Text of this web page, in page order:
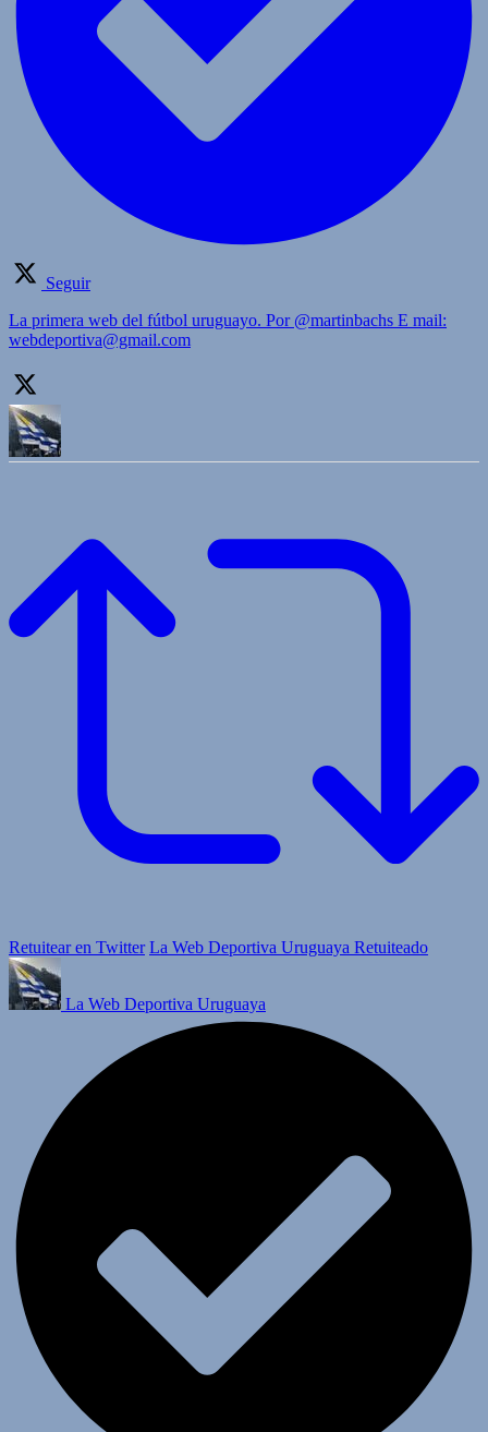
Seguir
La primera web del fútbol uruguayo. Por @martinbachs E mail:
webdeportiva@gmail.com
Retuitear en Twitter La Web Deportiva Uruguaya Retuiteado
La Web Deportiva Uruguaya